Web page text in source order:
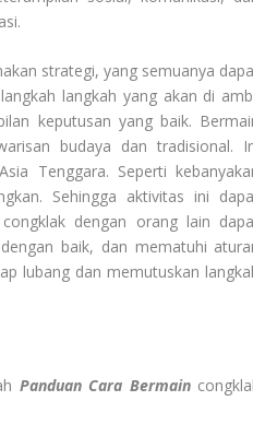
strategi, yang semuanya
langkah yang akan di
keputusan yang baik.
budaya dan tradisional.
Tenggara. Seperti
Sehingga aktivitas ini
dengan orang lain
baik, dan mematuhi
lubang dan memutuskan
Panduan Cara Bermain